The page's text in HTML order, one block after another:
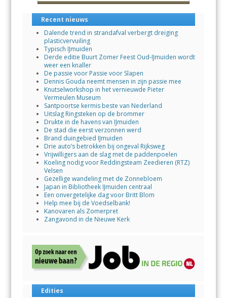
Recent nieuws
Dalende trend in strandafval verbergt dreiging
plasticvervuiling
Typisch IJmuiden
Derde editie Buurt Zomer Feest Oud-IJmuiden wordt
weer een knaller
De passie voor Passie voor Slapen
Dennis Gouda neemt mensen in zijn passie mee
Knutselworkshop in het vernieuwde Pieter
Vermeulen Museum
Santpoortse kermis beste van Nederland
Uitslag Ringsteken op de brommer
Drukte in de havens van IJmuiden
De stad die eerst verzonnen werd
Brand duingebied IJmuiden
Drie auto’s betrokken bij ongeval Rijksweg
Vrijwilligers aan de slag met de paddenpoelen
Koeling nodig voor Reddingsteam Zeedieren (RTZ)
Velsen
Gezellige wandeling met de Zonnebloem
Japan in Bibliotheek IJmuiden centraal
Een onvergetelijke dag voor Britt Blom
Help mee bij de Voedselbank!
Kanovaren als Zomerpret
Zangavond in de Nieuwe Kerk
Edities